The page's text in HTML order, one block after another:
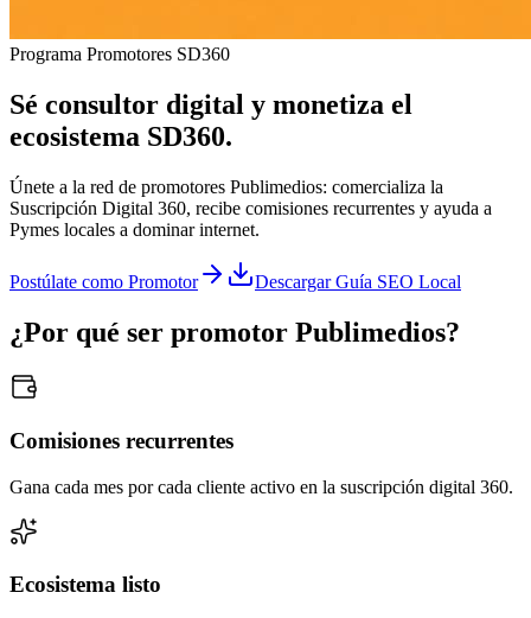
Programa Promotores SD360
Sé consultor digital y monetiza el
ecosistema SD360.
Únete a la red de promotores Publimedios: comercializa la
Suscripción Digital 360, recibe comisiones recurrentes y ayuda a
Pymes locales a dominar internet.
Postúlate como Promotor Descargar Guía SEO Local
¿Por qué ser promotor Publimedios?
Comisiones recurrentes
Gana cada mes por cada cliente activo en la suscripción digital 360.
Ecosistema listo